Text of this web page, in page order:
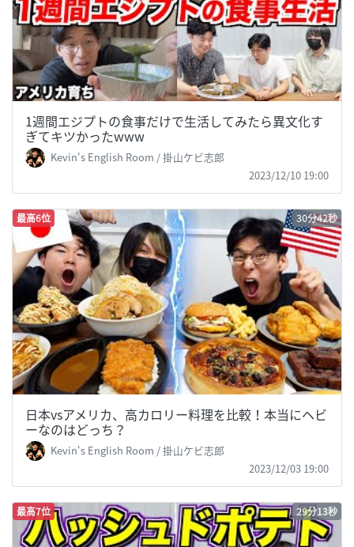
1週間エジプトの食事だけで生活してみたら異文化す
ぎてキツかったwww
Kevin's English Room / 掛山ケビ志郎
2023/12/10 19:00
最高6位 30分42秒
日本vsアメリカ、高カロリー料理を比較！本当にヘビ
ーなのはどっち？
Kevin's English Room / 掛山ケビ志郎
2023/12/03 19:00
最高7位 29分13秒